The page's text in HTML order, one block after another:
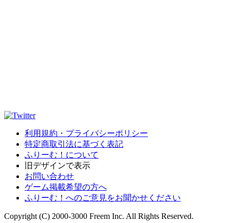
利用規約・プライバシーポリシー
特定商取引法に基づく表記
ふりーむ！について
旧デザインで表示
お問い合わせ
ゲーム掲載希望の方へ
ふりーむ！へのご意見をお聞かせください
Copyright (C) 2000-3000 Freem Inc. All Rights Reserved.